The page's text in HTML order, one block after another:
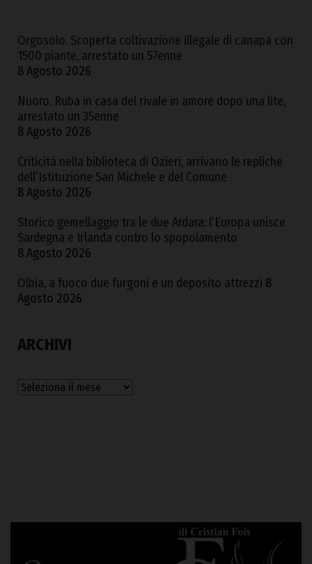
Orgosolo. Scoperta coltivazione illegale di canapa con
1500 piante, arrestato un 57enne
8 Agosto 2026
Nuoro. Ruba in casa del rivale in amore dopo una lite,
arrestato un 35enne
8 Agosto 2026
Criticità nella biblioteca di Ozieri, arrivano le repliche
dell’Istituzione San Michele e del Comune
8 Agosto 2026
Storico gemellaggio tra le due Ardara: l’Europa unisce
Sardegna e Irlanda contro lo spopolamento
8 Agosto 2026
Olbia, a fuoco due furgoni e un deposito attrezzi 8
Agosto 2026
ARCHIVI
Archivi